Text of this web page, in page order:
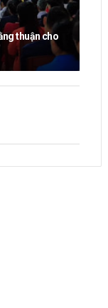
thuận cho